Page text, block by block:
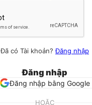
Đã có Tài khoản?Đăng nhập
Đăng nhập
Đăng nhập bằng Google
HOẶC